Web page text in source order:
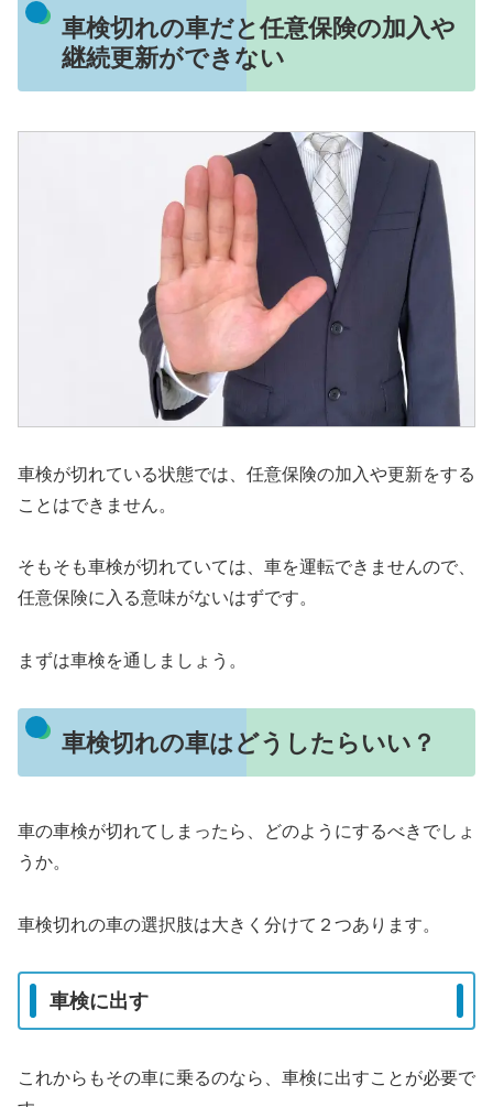
車検切れの車だと任意保険の加入や
継続更新ができない
車検が切れている状態では、任意保険の加入や更新をする
ことはできません。
そもそも車検が切れていては、車を運転できませんので、
任意保険に入る意味がないはずです。
まずは車検を通しましょう。
車検切れの車はどうしたらいい？
車の車検が切れてしまったら、どのようにするべきでしょ
うか。
車検切れの車の選択肢は大きく分けて２つあります。
車検に出す
これからもその車に乗るのなら、車検に出すことが必要で